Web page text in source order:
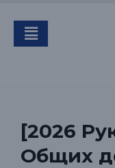
[2026
Общих